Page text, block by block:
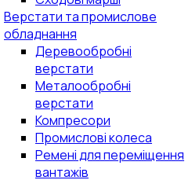
Верстати та промислове
обладнання
Деревообробні
верстати
Металообробні
верстати
Компресори
Промислові колеса
Ремені для переміщення
вантажів